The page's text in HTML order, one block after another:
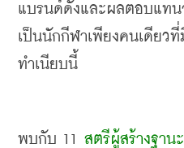
แบรนด์ดังและผลตอบแทน
เป็นนักกีฬาเพียงคนเดียว
ทำเนียบนี้
พบกับ 11 สตรีผู้สร้างฐาน